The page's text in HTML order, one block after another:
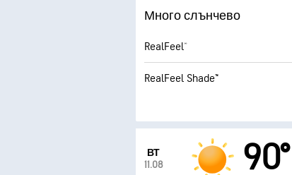
Много слънчево
RealFeel®
RealFeel Shade™
ВТ
11.08
90°